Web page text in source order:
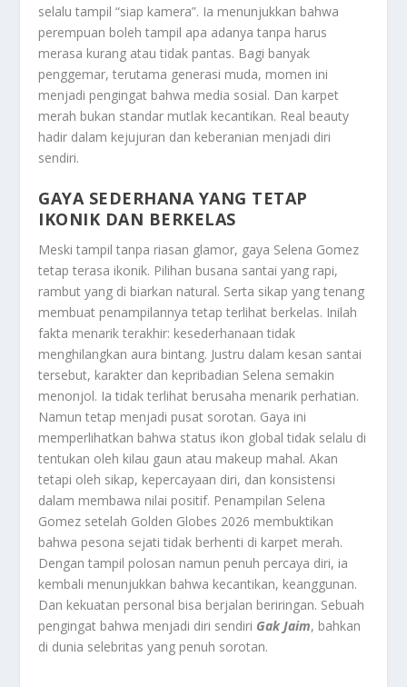
selalu tampil “siap kamera”. Ia menunjukkan bahwa
perempuan boleh tampil apa adanya tanpa harus
merasa kurang atau tidak pantas. Bagi banyak
penggemar, terutama generasi muda, momen ini
menjadi pengingat bahwa media sosial. Dan karpet
merah bukan standar mutlak kecantikan. Real beauty
hadir dalam kejujuran dan keberanian menjadi diri
sendiri.
GAYA SEDERHANA YANG TETAP
IKONIK DAN BERKELAS
Meski tampil tanpa riasan glamor, gaya Selena Gomez
tetap terasa ikonik. Pilihan busana santai yang rapi,
rambut yang di biarkan natural. Serta sikap yang tenang
membuat penampilannya tetap terlihat berkelas. Inilah
fakta menarik terakhir: kesederhanaan tidak
menghilangkan aura bintang. Justru dalam kesan santai
tersebut, karakter dan kepribadian Selena semakin
menonjol. Ia tidak terlihat berusaha menarik perhatian.
Namun tetap menjadi pusat sorotan. Gaya ini
memperlihatkan bahwa status ikon global tidak selalu di
tentukan oleh kilau gaun atau makeup mahal. Akan
tetapi oleh sikap, kepercayaan diri, dan konsistensi
dalam membawa nilai positif. Penampilan Selena
Gomez setelah Golden Globes 2026 membuktikan
bahwa pesona sejati tidak berhenti di karpet merah.
Dengan tampil polosan namun penuh percaya diri, ia
kembali menunjukkan bahwa kecantikan, keanggunan.
Dan kekuatan personal bisa berjalan beriringan. Sebuah
pengingat bahwa menjadi diri sendiri Gak Jaim, bahkan
di dunia selebritas yang penuh sorotan.